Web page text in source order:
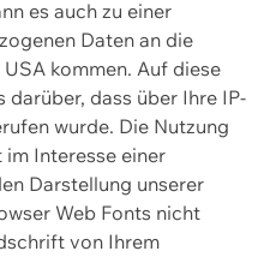
es auch zu einer
Daten an die
kommen. Auf diese
dass über Ihre IP-
wurde. Die Nutzung
Interesse einer
Darstellung unserer
Web Fonts nicht
von Ihrem